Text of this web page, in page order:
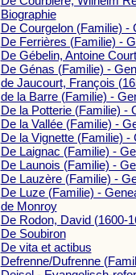
Biographie
De Courgelon (Familie) -
De Ferrières (Familie) -
De Gébelin, Antoine
De Génas (Familie) -
de Jaucourt, François
de la Barre (Familie) -
De la Potterie (Familie) -
De la Vallée (Familie) -
De la Vignette (Familie) -
De Laignac (Familie) -
De Launois (Familie) -
De Lauzère (Familie) -
De Luze (Familie) -
de Monroy
De Rodon, David (1600-
De Soubiron
De vita et actibus
Defrenne/Dufrenne